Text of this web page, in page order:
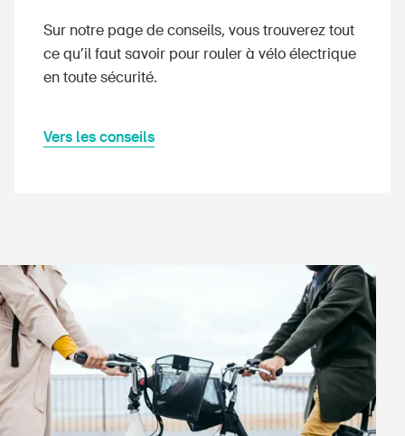
Sur notre page de conseils, vous trouverez tout
ce qu’il faut savoir pour rouler à vélo électrique
en toute sécurité.
Vers les conseils